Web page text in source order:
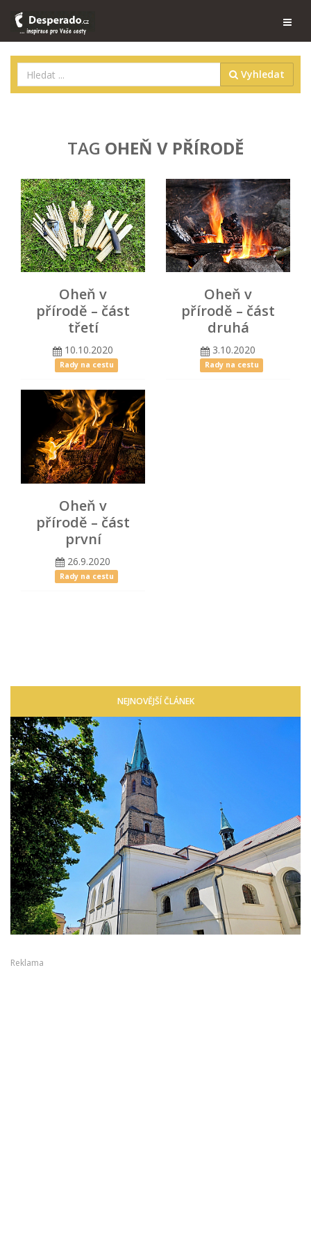
Vyhledat
TAG OHEŇ V PŘÍRODĚ
Oheň v
přírodě – část
třetí
10.10.2020
Rady na cestu
Oheň v
přírodě – část
druhá
3.10.2020
Rady na cestu
Oheň v
přírodě – část
první
26.9.2020
Rady na cestu
NEJNOVĚJŠÍ ČLÁNEK
Reklama